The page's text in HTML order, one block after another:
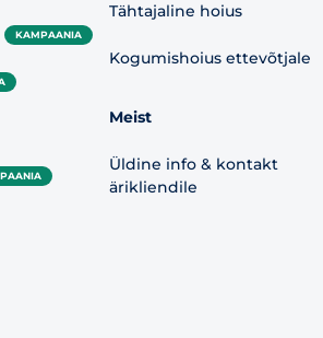
KAMPAANIA
Tähtajaline hoius
Kogumishoius ettevõtjale
Meist
Üldine info & kontakt
ärikliendile